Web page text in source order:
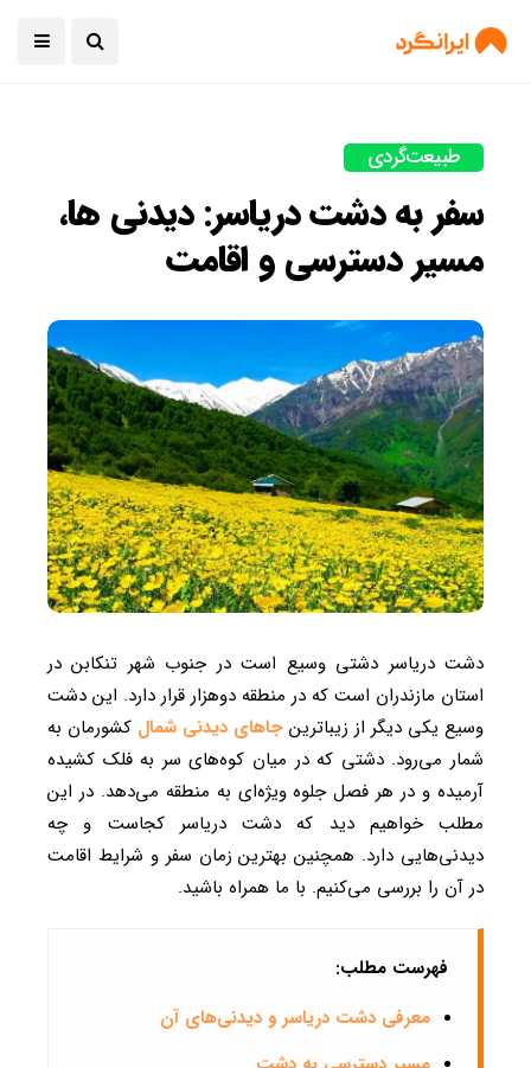
طبیعت‌گردی
سفر به دشت دریاسر: دیدنی ها،
مسیر دسترسی و اقامت
دشت دریاسر دشتی وسیع است در جنوب شهر تنکابن در
استان مازندران است که در منطقه دوهزار قرار دارد. این دشت
وسیع یکی دیگر از زیباترینجاهای دیدنی شمال کشورمان به
شمار می‌رود. دشتی که در میان کوه‌های سر به فلک کشیده
آرمیده و در هر فصل جلوه ویژه‌ای به منطقه می‌دهد. در این
مطلب خواهیم دید که دشت دریاسر کجاست و چه
دیدنی‌هایی دارد. همچنین بهترین زمان سفر و شرایط اقامت
در آن را بررسی می‌کنیم. با ما همراه باشید.
فهرست مطلب:
معرفی دشت دریاسر و دیدنی‌های آن